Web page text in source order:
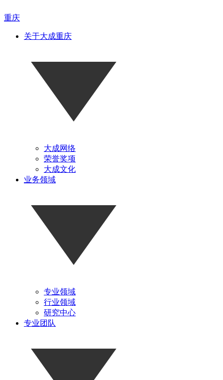
重庆
关于大成重庆
大成网络
荣誉奖项
大成文化
业务领域
专业领域
行业领域
研究中心
专业团队